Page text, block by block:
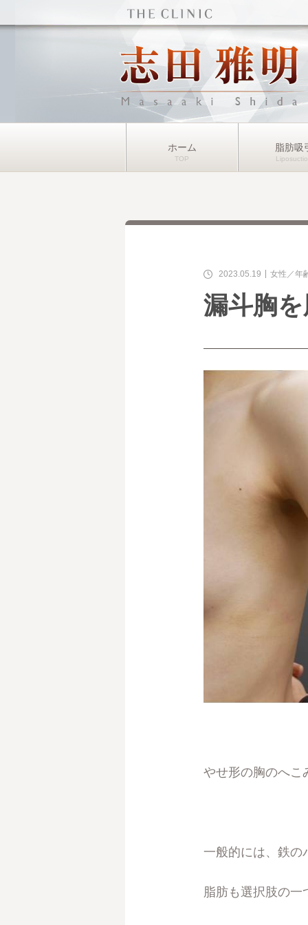
ホーム 脂肪吸
2023.05.19 女性 年
漏斗胸
やせ形の胸のへこ
一般的には、鉄の
脂肪も選択肢の一